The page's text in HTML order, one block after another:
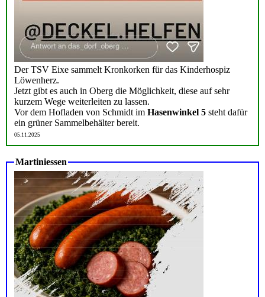
Der TSV Eixe sammelt Kronkorken für das Kinderhospiz
Löwenherz.
Jetzt gibt es auch in Oberg die Möglichkeit, diese auf sehr
kurzem Wege weiterleiten zu lassen.
Vor dem Hofladen von Schmidt im Hasenwinkel 5 steht dafür
ein grüner Sammelbehälter bereit.
05.11.2025
Martiniessen